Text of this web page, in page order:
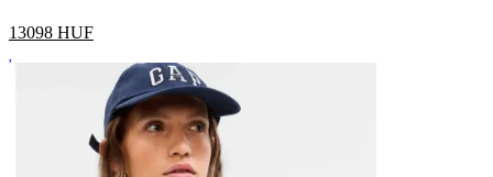
13098 HUF